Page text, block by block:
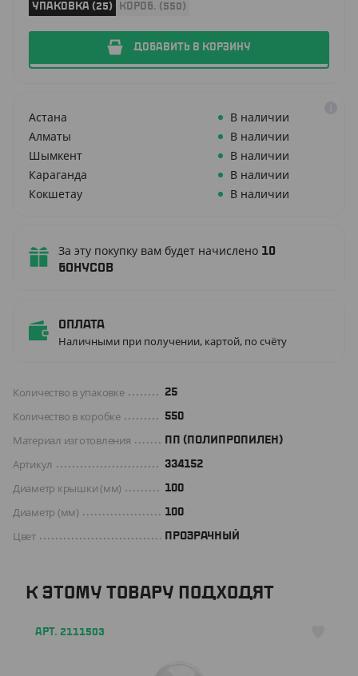
УПАКОВКА (25) КОРОБ. (550)
ДОБАВИТЬ В КОРЗИНУ
Астана
В наличии
Алматы
В наличии
Шымкент
В наличии
Караганда
В наличии
Кокшетау
В наличии
За эту покупку вам будет начислено 10
бонусов
Оплата
Наличными при получении, картой, по счёту
Количество в упаковке 25
Количество в коробке 550
Материал изготовления ПП (ПОЛИПРОПИЛЕН)
Артикул 334152
Диаметр крышки (мм) 100
Диаметр (мм) 100
Цвет ПРОЗРАЧНЫЙ
К ЭТОМУ ТОВАРУ ПОДХОДЯТ
АРТ. 2111503